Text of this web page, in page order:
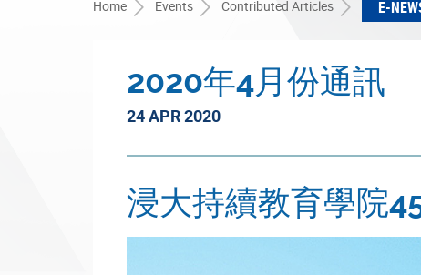
Home Events Contributed Articles E-
2020年4月份通訊
24 APR 2020
浸大持續教育學院